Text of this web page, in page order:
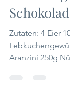
Zutaten: 4 Eier